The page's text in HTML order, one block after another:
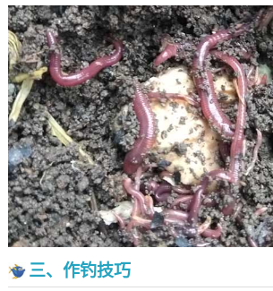
三、作钓技巧